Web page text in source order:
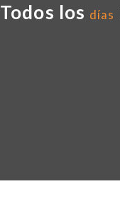
Todos los días